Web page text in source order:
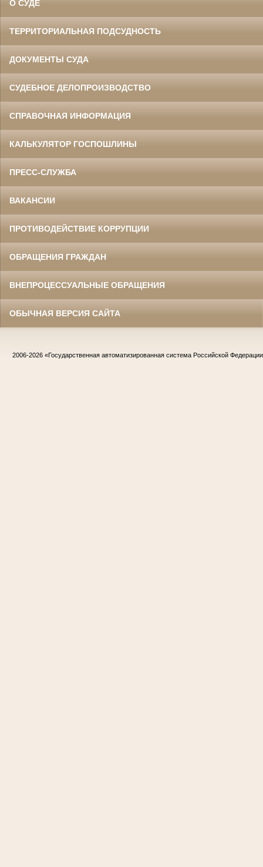
О СУДЕ
ТЕРРИТОРИАЛЬНАЯ ПОДСУДНОСТЬ
ДОКУМЕНТЫ СУДА
СУДЕБНОЕ ДЕЛОПРОИЗВОДСТВО
СПРАВОЧНАЯ ИНФОРМАЦИЯ
КАЛЬКУЛЯТОР ГОСПОШЛИНЫ
ПРЕСС-СЛУЖБА
ВАКАНСИИ
ПРОТИВОДЕЙСТВИЕ КОРРУПЦИИ
ОБРАЩЕНИЯ ГРАЖДАН
ВНЕПРОЦЕССУАЛЬНЫЕ ОБРАЩЕНИЯ
ОБЫЧНАЯ ВЕРСИЯ САЙТА
2006-2026 «Государственная автоматизированная система Российской